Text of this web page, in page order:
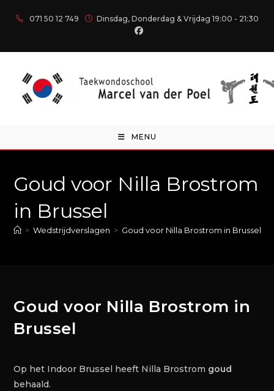
071 50 12 749 Dinsdag, Donderdag & Vrijdag 19:00 - 21:30
MENU
Goud voor Nilla Brostrom
in Brussel
> Wedstrijdverslagen > Goud voor Nilla Brostrom in Brussel
Goud voor Nilla Brostrom in
Brussel
Op het Indoor Brussel heeft Nilla Brostrom goud
behaald.